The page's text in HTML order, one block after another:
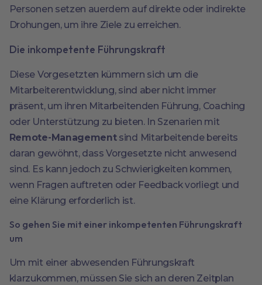
Personen setzen auerdem auf direkte oder indirekte
Drohungen, um ihre Ziele zu erreichen.
Die inkompetente Führungskraft
Diese Vorgesetzten kümmern sich um die
Mitarbeiterentwicklung, sind aber nicht immer
präsent, um ihren Mitarbeitenden Führung, Coaching
oder Unterstützung zu bieten. In Szenarien mit
Remote-Managementsind Mitarbeitende bereits
daran gewöhnt, dass Vorgesetzte nicht anwesend
sind. Es kann jedoch zu Schwierigkeiten kommen,
wenn Fragen auftreten oder Feedback vorliegt und
eine Klärung erforderlich ist.
So gehen Sie mit einer inkompetenten Führungskraft
um
Um mit einer abwesenden Führungskraft
klarzukommen, müssen Sie sich an deren Zeitplan